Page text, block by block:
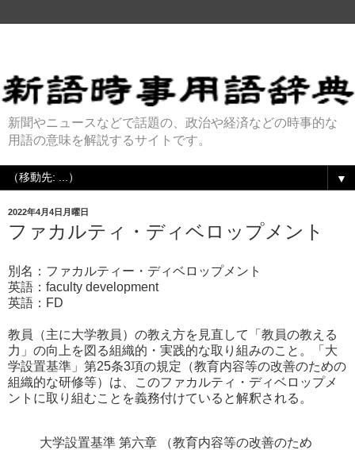
新聞やニュースなどで話題の、政治や経済などの時事的な
用語の意味を解説するサイトです。
▼
2022年4月4日月曜日
ファカルティ・ディベロップメント
別名：ファカルティー・ディベロップメント
英語：faculty development
英語：FD
教員（主に大学教員）の教え方を見直して「教員の教える
力」の向上を図る組織的・実践的な取り組みのこと。「大
学設置基準」第25条3項の規定（教育内容等の改善のための
組織的な研修等）は、このファカルティ・ディベロップメ
ントに取り組むことを義務付けていると解釈される。
大学設置基準 第六章 （教育内容等の改善のため